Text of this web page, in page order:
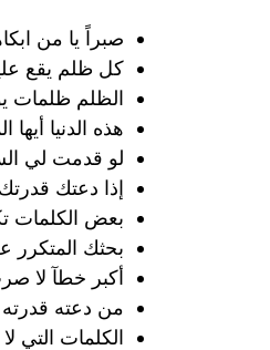
صبراً يا من
كل ظلم يقع
الظلم ظلمات
هذه الدنيا
لو قدمت لي
إذا دعتك
بعض الكلمات
بحثك المتكرر
أكبر خطآ لا
من دعته
الكلمات التي